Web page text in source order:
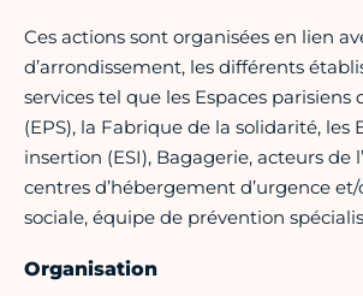
Ces actions sont organisées en lien
d’arrondissement, les différents
services tel que les Espaces parisiens
(EPS), la Fabrique de la solidarité, les
insertion (ESI), Bagagerie, acteurs de
centres d’hébergement d’urgence
sociale, équipe de prévention
Organisation